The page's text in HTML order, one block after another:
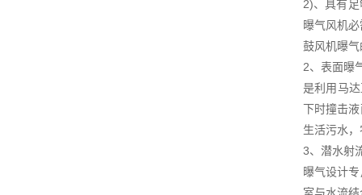
2)、具有
曝气风机
鼓风机曝
2、表面曝
是利用马
下时撞击
生活污水
3、潜水射
曝气设计